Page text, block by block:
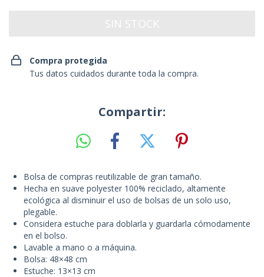
Compra protegida
Tus datos cuidados durante toda la compra.
Compartir:
Bolsa de compras reutilizable de gran tamaño.
Hecha en suave polyester 100% reciclado, altamente
ecológica al disminuir el uso de bolsas de un solo uso,
plegable.
Considera estuche para doblarla y guardarla cómodamente
en el bolso.
Lavable a mano o a máquina.
Bolsa: 48×48 cm
Estuche: 13×13 cm